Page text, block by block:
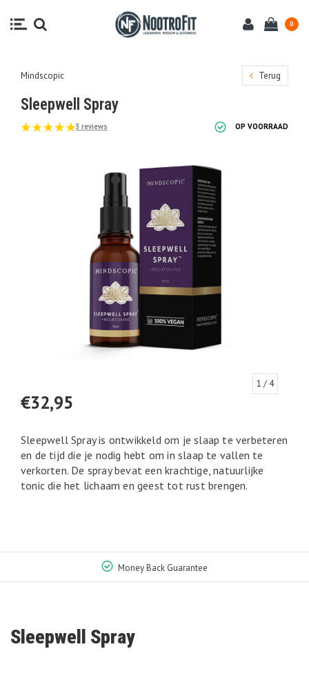
0
Mindscopic Terug
Sleepwell Spray
3 reviews OP VOORRAAD
1 / 4
€32,95
Sleepwell Spray is ontwikkeld om je slaap te verbeteren
en de tijd die je nodig hebt om in slaap te vallen te
verkorten. De spray bevat een krachtige, natuurlijke
tonic die het lichaam en geest tot rust brengen.
Money Back Guarantee
Sleepwell Spray